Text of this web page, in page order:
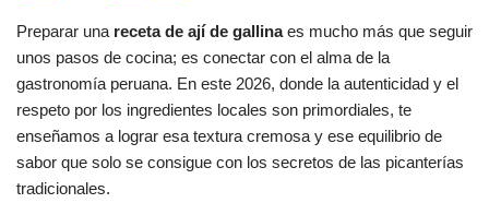
c
e
b
o
o
at
s
A
p
m
p
ar
tir
Preparar una receta de ají de gallinaes mucho más que seguir
unos pasos de cocina; es conectar con el alma de la
gastronomía peruana. En este 2026, donde la autenticidad y el
respeto por los ingredientes locales son primordiales, te
enseñamos a lograr esa textura cremosa y ese equilibrio de
sabor que solo se consigue con los secretos de las picanterías
tradicionales.